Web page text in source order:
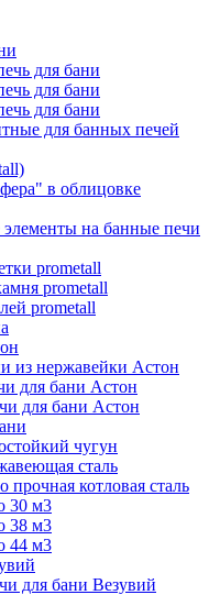
для бани
для бани
для бани
для банных печей
в облицовке
на банные печи
prometall
prometall
prometall
из нержавейки Астон
для бани Астон
для бани Астон
чугун
сталь
прочная котловая сталь
30 м3
38 м3
44 м3
для бани Везувий